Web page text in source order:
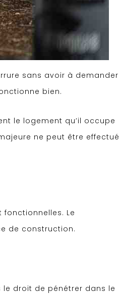
sans avoir à demander
bien.
le logement qu’il occupe
ne peut être effectué
Le
de construction.
le droit de pénétrer dans le